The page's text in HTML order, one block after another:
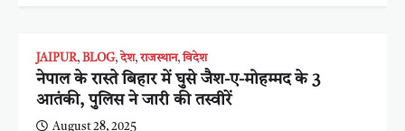
JAIPUR, BLOG, देश, राजस्थान,विदेश
नेपाल के रास्ते बिहार में घुसे जैश-ए-मोहम्मद के 3
आतंकी, पुलिस ने जारी की तस्वीरें
August 28, 2025